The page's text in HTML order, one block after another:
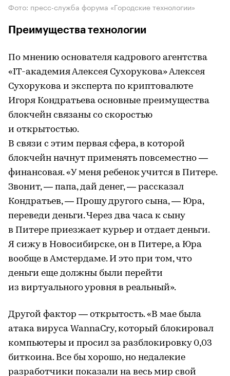
Фото: пресс-служба форума «Городские технологии»
Преимущества технологии
По мнению основателя кадрового агентства
«IT-академия Алексея Сухорукова» Алексея
Сухорукова и эксперта по криптовалюте
Игоря Кондратьева основные преимущества
блокчейн связаны со скоростью
и открытостью.
В связи с этим первая сфера, в которой
блокчейн начнут применять повсеместно —
финансовая. «У меня ребенок учится в Питере.
Звонит, — папа, дай денег, — рассказал
Кондратьев, — Прошу другого сына, — Юра,
переведи деньги. Через два часа к сыну
в Питере приезжает курьер и отдает деньги.
Я сижу в Новосибирске, он в Питере, а Юра
вообще в Амстердаме. И это при том, что
деньги еще должны были перейти
из виртуального уровня в реальный».
Другой фактор — открытость. «В мае была
атака вируса WannaCry, который блокировал
компьютеры и просил за разблокировку 0,03
биткоина. Все бы хорошо, но недалекие
разработчики показали на весь мир свой